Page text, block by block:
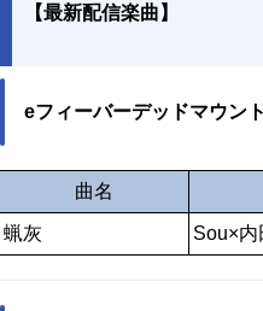
【最新配信楽曲】
eフィーバーデッドマウン
曲名
蝋灰 Sou×内